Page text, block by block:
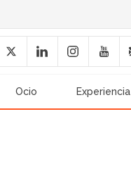
Ocio Experiencia